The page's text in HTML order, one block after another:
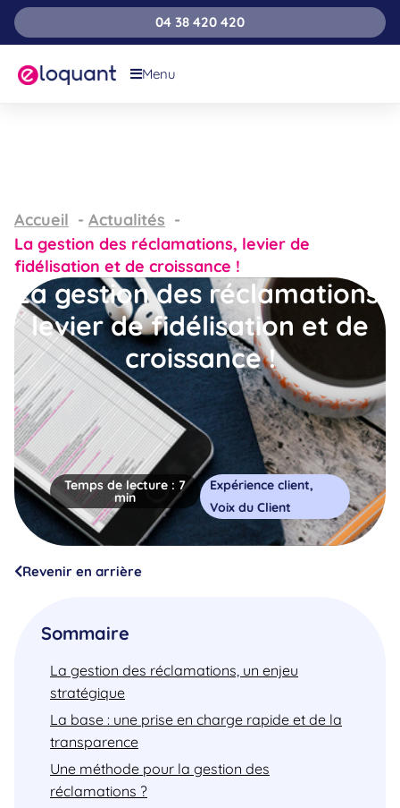
04 38 420 420
Menu
Accueil
Actualités
La gestion des réclamations, levier de
fidélisation et de croissance !
La gestion des réclamations,
levier de fidélisation et de
croissance !
Temps de lecture : 7
min
Expérience client,
Voix du Client
Revenir en arrière
Sommaire
La gestion des réclamations, un enjeu
stratégique
La base : une prise en charge rapide et de la
transparence
Une méthode pour la gestion des
réclamations ?